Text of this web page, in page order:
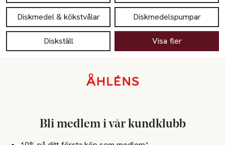
Diskmedel & kökstvålar Diskmedelspumpar
Diskställ Visa fler
Bli medlem i vår kundklubb